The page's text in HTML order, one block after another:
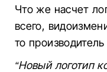
Что же насчет
всего,
то
“Новый логотип